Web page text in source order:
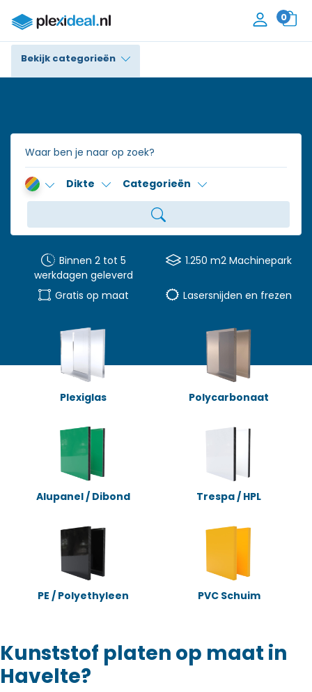
0
Bekijk categorieën
Trespa® / HPL
Alupanel / Dibond®
Accessoires
Dikte Categorieën
Binnen 2 tot 5
werkdagen geleverd
1.250 m2 Machinepark
Gratis op maat Lasersnijden en frezen
Plexiglas Polycarbonaat
Alupanel / Dibond Trespa / HPL
PE / Polyethyleen PVC Schuim
Kunststof platen op maat in
Havelte?